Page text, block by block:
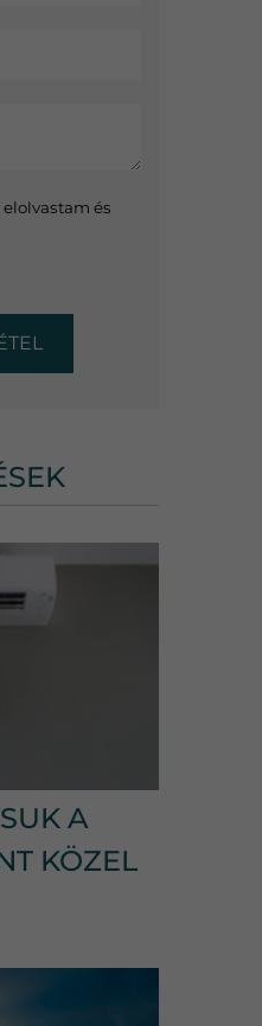
elolvastam és
A
KÖZEL